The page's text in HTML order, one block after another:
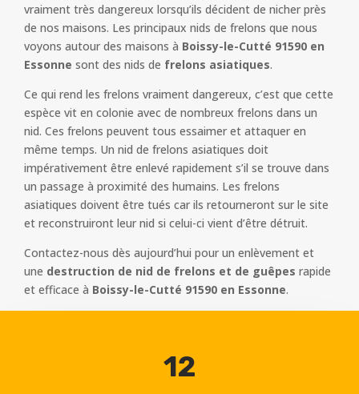
vraiment très dangereux lorsqu’ils décident de nicher près
de nos maisons. Les principaux nids de frelons que nous
voyons autour des maisons à Boissy-le-Cutté 91590 en
Essonne sont des nids de frelons asiatiques.
Ce qui rend les frelons vraiment dangereux, c’est que cette
espèce vit en colonie avec de nombreux frelons dans un
nid. Ces frelons peuvent tous essaimer et attaquer en
même temps. Un nid de frelons asiatiques doit
impérativement être enlevé rapidement s’il se trouve dans
un passage à proximité des humains. Les frelons
asiatiques doivent être tués car ils retourneront sur le site
et reconstruiront leur nid si celui-ci vient d’être détruit.
Contactez-nous dès aujourd’hui pour un enlèvement et
une destruction de nid de frelons et de guêpes rapide
et efficace à Boissy-le-Cutté 91590 en Essonne.
12